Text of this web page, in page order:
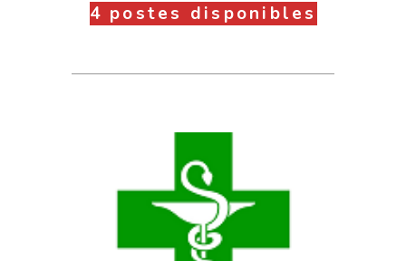
4 postes disponibles